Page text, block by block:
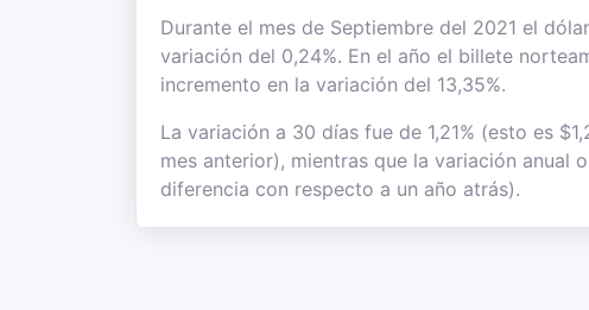
Durante el mes de Septiembre del 2021 el
variación del 0,24%. En el año el billete
incremento en la variación del 13,35%.
La variación a 30 días fue de 1,21% (esto es
mes anterior), mientras que la variación anual
diferencia con respecto a un año atrás).